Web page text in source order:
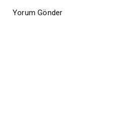
Yorum Gönder